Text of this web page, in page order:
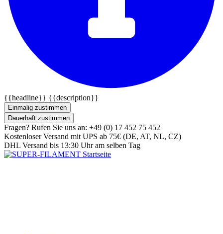
{{headline}} {{description}}
Einmalig zustimmen
Dauerhaft zustimmen
Fragen? Rufen Sie uns an: +49 (0) 17 452 75 452
Kostenloser Versand mit UPS ab 75€ (DE, AT, NL, CZ)
DHL Versand bis 13:30 Uhr am selben Tag